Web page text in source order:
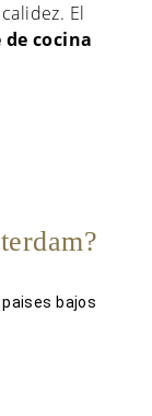
El
cocina